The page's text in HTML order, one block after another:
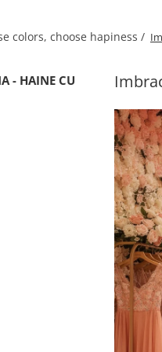
colors, choose hapiness /
- HAINE CU